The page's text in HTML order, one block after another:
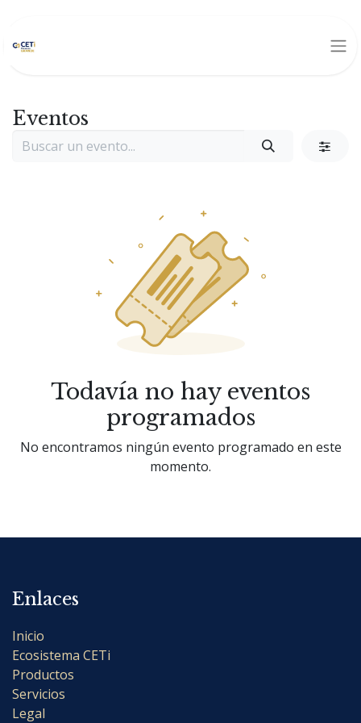
Eventos
Todavía no hay eventos
programados
No encontramos ningún evento programado en este
momento.
Enlaces
Inicio
Ecosistema CETi
Productos
Servicios
Legal